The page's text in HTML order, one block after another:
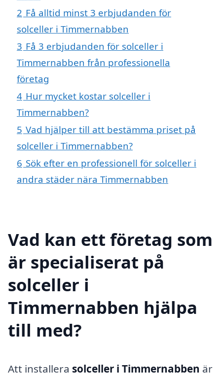
2 Få alltid minst 3 erbjudanden för
solceller i Timmernabben
3 Få 3 erbjudanden för solceller i
Timmernabben från professionella
företag
4 Hur mycket kostar solceller i
Timmernabben?
5 Vad hjälper till att bestämma priset på
solceller i Timmernabben?
6 Sök efter en professionell för solceller i
andra städer nära Timmernabben
Vad kan ett företag som
är specialiserat på
solceller i
Timmernabben hjälpa
till med?
Att installera solceller i Timmernabben är